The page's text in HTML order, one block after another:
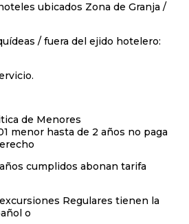
ubicados Zona de Granja /
/ fuera del ejido hotelero:
de Menores
menor hasta de 2 años no paga
cumplidos abonan tarifa
Regulares tienen la
o